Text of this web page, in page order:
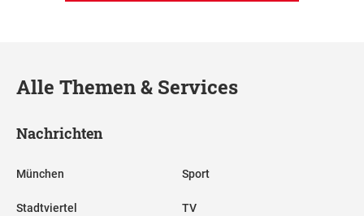
Alle Themen & Services
Nachrichten
München
Stadtviertel
Sport
TV